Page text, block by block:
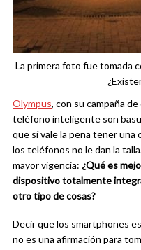
La primera foto fue tomada
Olympus, con su campaña
teléfono inteligente son
que sí vale la pena tener una
los teléfonos no le dan la
mayor vigencia: ¿Qué es
dispositivo totalmente
otro tipo de cosas?
Decir que los smartphones
no es una afirmación para